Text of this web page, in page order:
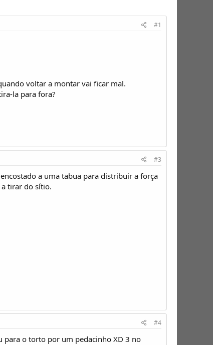
#1
voltar a montar vai ficar mal.
la para fora?
#3
a uma tabua para distribuir a força
tirar do sítio.
#4
para o torto por um pedacinho XD 3 no